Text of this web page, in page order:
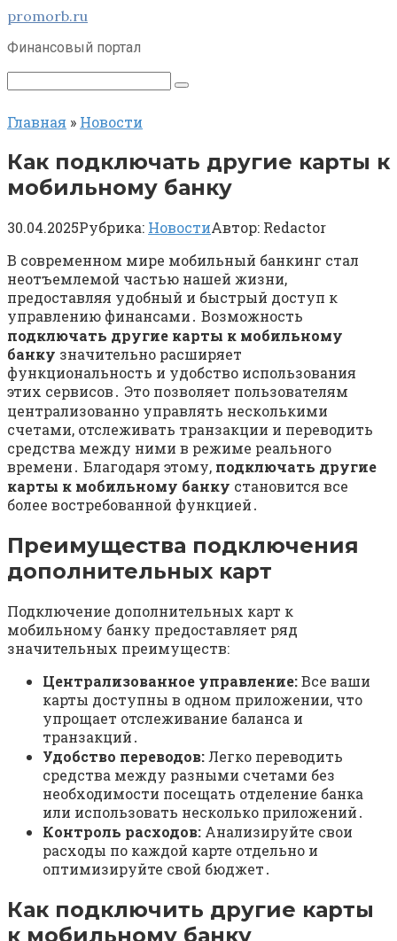
Перейти
контенту
promorb.ru
Финансовый портал
Поиск:
Главная » Новости
Как подключать другие карты к
мобильному банку
30.04.2025Рубрика: НовостиАвтор: Redactor
В современном мире мобильный банкинг стал
неотъемлемой частью нашей жизни,
предоставляя удобный и быстрый доступ к
управлению финансами․ Возможность
подключать другие карты к мобильному
банку значительно расширяет
функциональность и удобство использования
этих сервисов․ Это позволяет пользователям
централизованно управлять несколькими
счетами, отслеживать транзакции и переводить
средства между ними в режиме реального
времени․ Благодаря этому, подключать другие
карты к мобильному банку становится все
более востребованной функцией․
Преимущества подключения
дополнительных карт
Подключение дополнительных карт к
мобильному банку предоставляет ряд
значительных преимуществ:
Централизованное управление:Все ваши
карты доступны в одном приложении, что
упрощает отслеживание баланса и
транзакций․
Удобство переводов: Легко переводить
средства между разными счетами без
необходимости посещать отделение банка
или использовать несколько приложений․
Контроль расходов: Анализируйте свои
расходы по каждой карте отдельно и
оптимизируйте свой бюджет․
Как подключить другие карты
к мобильному банку